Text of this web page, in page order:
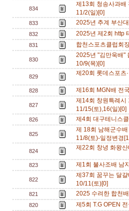
834
제13회 청송사과배
11/2(일)[0]
833 2025년 추계 부산
832 2025년 제2회 http
831 합천스포츠클럽회
830
2025년 "김만욱배"
10/9(목)[0]
829 제20회 롯데스포츠
828 제16회 MGN배 전
827
제14회 창원특례시
11/15(토),16(일)[0]
826 제4회 대구테니스
825
제 18회 남해군수
11/8(토)-일정변경
824 제22회 창녕 화왕
823 제1회 불사조배 남
822
제37회 꿈꾸는 달
10/11(토)[0]
821 2025 수려한 합천
820 제5회 T.G OPEN